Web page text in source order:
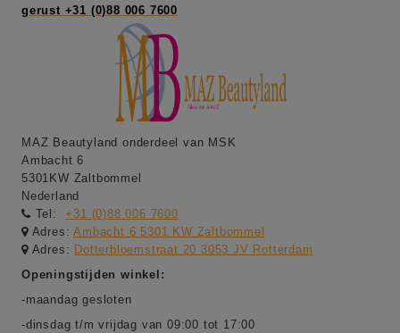
gerust +31 (0)88 006 7600
MAZ Beautyland onderdeel van MSK
Ambacht 6
5301KW Zaltbommel
Nederland
Tel:
+31 (0)88 006 7600
Adres:Ambacht 6 5301 KW Zaltbommel
Adres: Dotterbloemstraat 20 3053 JV Rotterdam
Openingstijden winkel:
-maandag gesloten
-dinsdag t/m vrijdag van 09:00 tot 17:00